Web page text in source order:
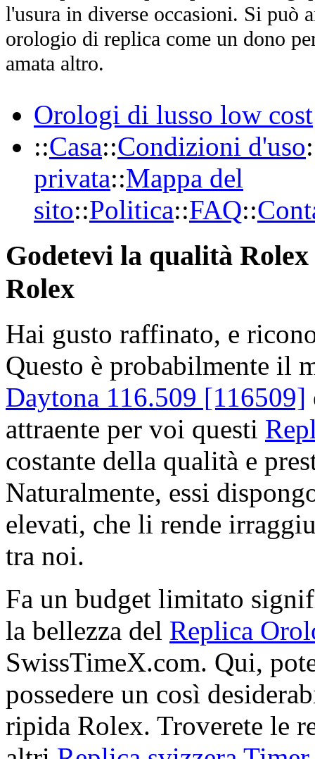
l'usura in diverse occasioni. Si può
orologio di replica come un dono
amata altro.
Orologi di lusso low cost
::Casa::Condizioni d'uso
privata::Mappa del
sito::Politica::FAQ::
Godetevi la qualità
Rolex
Hai gusto raffinato, e
Questo è probabilmente il
Daytona 116.509 [116509]
attraente per voi questi
costante della qualità e
Naturalmente, essi
elevati, che li rende
tra noi.
Fa un budget limitato
la bellezza del Replica
SwissTimeX.com. Qui,
possedere un così
ripida Rolex. Troverete le